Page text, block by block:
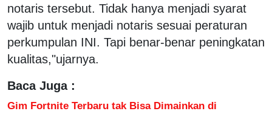
notaris tersebut. Tidak hanya menjadi syarat
wajib untuk menjadi notaris sesuai peraturan
perkumpulan INI. Tapi benar-benar peningkatan
kualitas,"ujarnya.
Baca Juga :
Gim Fortnite Terbaru tak Bisa Dimainkan di